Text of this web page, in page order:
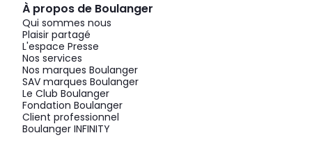
À propos de Boulanger
Qui sommes nous
Plaisir partagé
L'espace Presse
Nos services
Nos marques Boulanger
SAV marques Boulanger
Le Club Boulanger
Fondation Boulanger
Client professionnel
Boulanger INFINITY